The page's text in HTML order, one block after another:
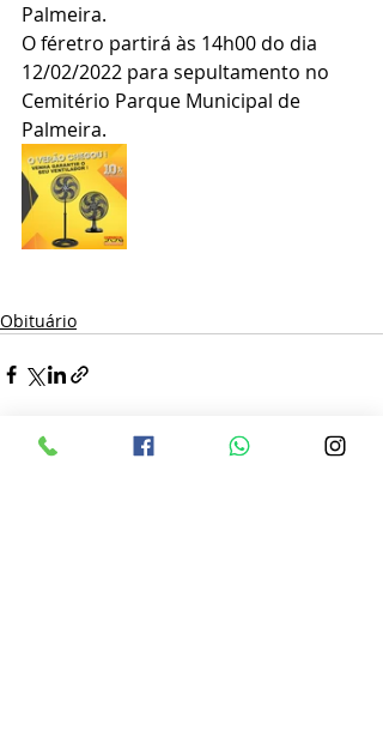
Palmeira.
O féretro partirá às 14h00 do dia
12/02/2022 para sepultamento no
Cemitério Parque Municipal de
Palmeira.
Obituário
Posts recentes Ver tudo